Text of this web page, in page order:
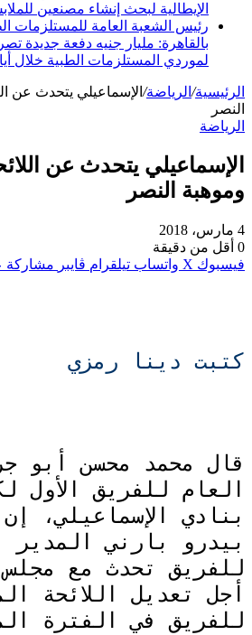
الإيطالية لبحث إنشاء مصنعين
رئيس الشعبة العامة للمستلزمات
بالقاهرة: مليار جنيه دفعة جديدة
لموردي المستلزمات الطبية خلال
الرئيسية/ الرياضة/ الإسماعيلي يتحدث عن
النصر
الرياضة
الإسماعيلي يتحدث عن
وموهبة النصر
4 مارس، 2018
0 أقل من دقيقة
فيسبوك ‫X واتساب تيلقرام ڤايبر مشاركة
كتبت دينا رمزي
قال محمد محسن أبو
العام للفريق الأول
بنادي الإسماعيلي،
بيدرو بارني المدير
للفريق تحدث مع مجلس
أجل تعديل اللائحة
للفريق في الفترة